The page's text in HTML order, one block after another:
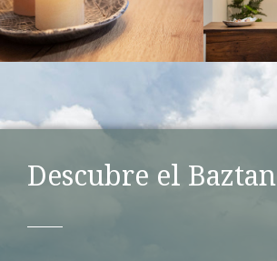
Descubre el Baztan